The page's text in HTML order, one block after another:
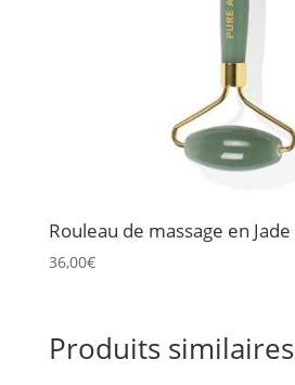
Rouleau de massage en Jade
36,00€
Produits similaires